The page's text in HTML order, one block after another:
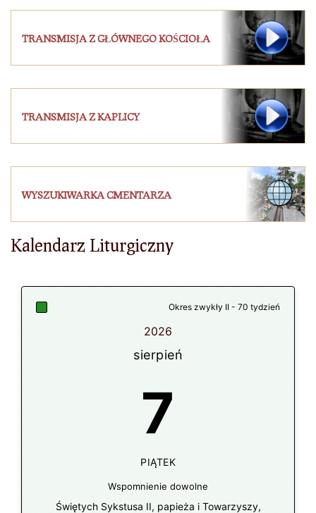
TRANSMISJA Z GŁÓWNEGO KOŚCIOŁA
TRANSMISJA Z KAPLICY
WYSZUKIWARKA CMENTARZA
Kalendarz Liturgiczny
Okres zwykły II - 70 tydzień
2026
sierpień
7
PIĄTEK
Wspomnienie dowolne
Świętych Sykstusa II, papieża i Towarzyszy,